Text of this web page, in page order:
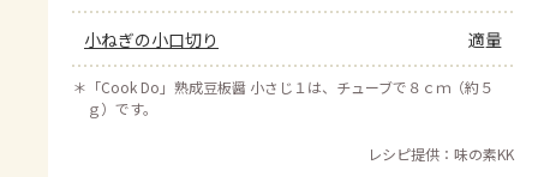
小ねぎの小口切り 適量
＊ 「Cook Do」熟成豆板醤 小さじ１は、チューブで８ｃｍ（約５
ｇ）です。
レシピ提供：味の素KK